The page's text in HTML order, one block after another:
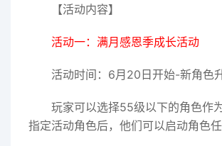
【活动内容】
活动一：满月感恩季成长活动
活动时间：6月20日开始-新角色
玩家可以选择55级以下的角色作
指定活动角色后，他们可以启动角色任